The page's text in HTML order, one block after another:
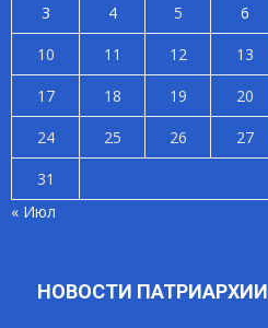
3
4 5 6
10
11 12 13
17
18 19 20
24
25 26 27
31
« Июл
НОВОСТИ ПАТРИАРХИИ